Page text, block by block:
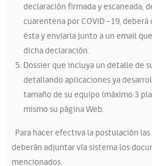
declaración firmada y escaneada,
cuarentena por COVID -19,
ésta y enviarla junto a un email
dicha declaración.
Dossier que incluya un detalle de
detallando aplicaciones ya
tamaño de su equipo (máximo 3
mismo su página Web.
Para hacer efectiva la postulación
deberán adjuntar vía sistema los
mencionados.